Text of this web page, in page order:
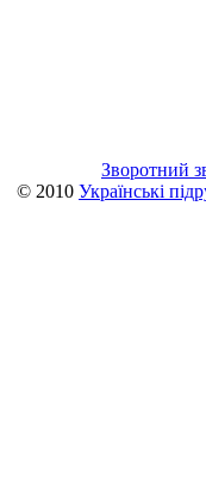
Зворотний
© 2010 Українські